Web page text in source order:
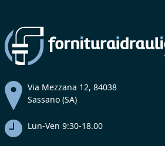
Via Mezzana 12, 84038
Sassano (SA)
Lun-Ven 9:30-18.00